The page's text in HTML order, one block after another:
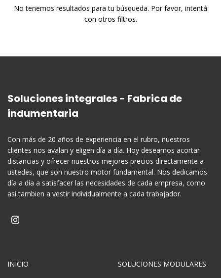
No tenemos resultados para tu búsqueda. Por favor, intentá
con otros filtros.
Soluciones integrales - Fabrica de
indumentaria
Con más de 20 años de experiencia en el rubro, nuestros
clientes nos avalan y eligen día a día. Hoy deseamos acortar
distancias y ofrecer nuestros mejores precios directamente a
ustedes, que son nuestro motor fundamental. Nos dedicamos
día a día a satisfacer las necesidades de cada empresa, como
así tambien a vestir individualmente a cada trabajador.
INICIO SOLUCIONES MODULARES